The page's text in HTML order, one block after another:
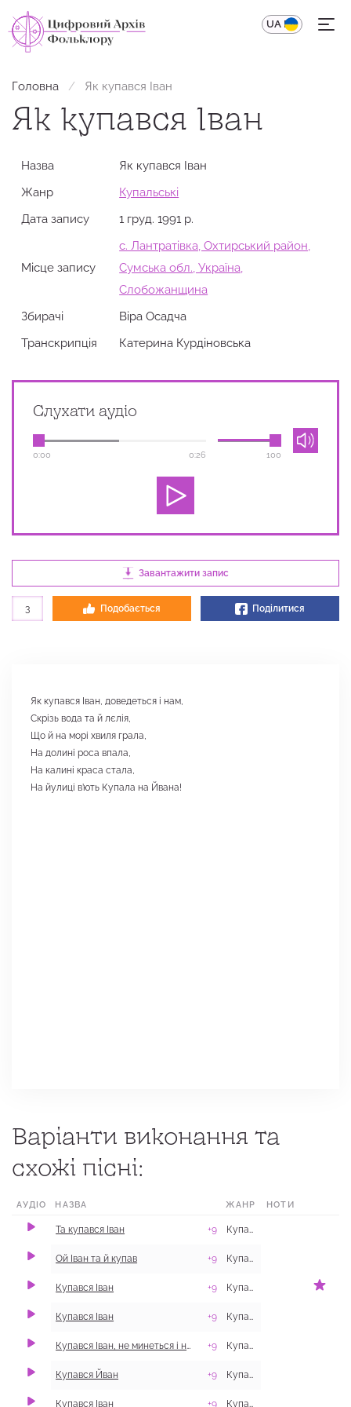
UA EN
Головна Як купався Іван
Як купався Іван
Назва
Як купався Іван
Жанр
Купальські
Дата запису
1 груд. 1991 р.
Місце запису
с. Лантратівка, Охтирський район,
Сумська обл., Україна,
Слобожанщина
Збирачi
Віра Осадча
Транскрипція
Катерина Курдіновська
Слухати аудіо
0:00 0:26 100
Завантажити запис
3 Подобається Поділитися
Як купався Іван, доведеться і нам,
Скрізь вода та й лєлія,
Що й на морі хвиля грала,
На долині роса впала,
На калині краса стала,
На йулиці в’ють Купала на Йвана!
Варіанти виконання та
схожі пісні:
АУДІО НАЗВА ЖАНР МІСЦЕ
НОТИ
Та купався Іван +9 Купальські
Ой Іван та й купав +9 Купальські
Купався Іван +9 Купальські
Купався Іван +9 Купальські
Купався Іван, не минеться і нам +9 Купальські
Купався Йван +9 Купальські
Купався Іван +9 Купальські